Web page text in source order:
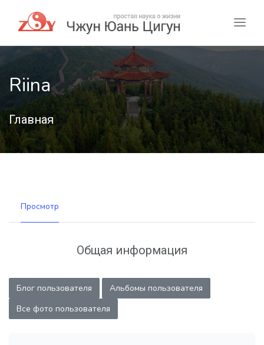
Riina
Главная
Просмотр
Общая информация
Блог пользователя
Альбомы пользователя
Все фото пользователя